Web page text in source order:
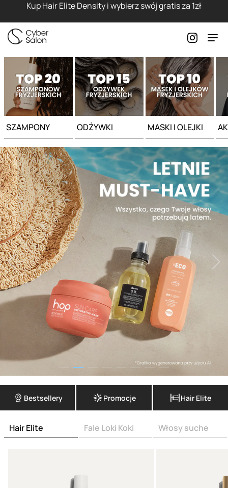
Kup Hair Elite Density i wybierz swój gratis za 1zł
SZAMPONY ODŻYWKI MASKI I OLEJKI
Bestsellery Promocje Hair Elite
Hair Elite Fale Loki Koki Włosy suche
Strona główna - Cyber Salon